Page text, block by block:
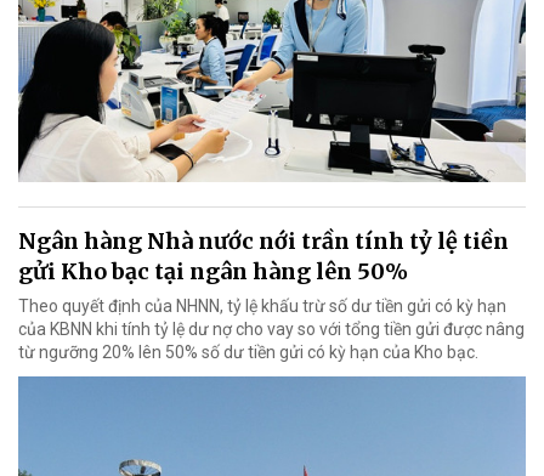
Ngân hàng Nhà nước nới trần tính tỷ lệ tiền
gửi Kho bạc tại ngân hàng lên 50%
Theo quyết định của NHNN, tỷ lệ khấu trừ số dư tiền gửi có kỳ hạn
của KBNN khi tính tỷ lệ dư nợ cho vay so với tổng tiền gửi được nâng
từ ngưỡng 20% lên 50% số dư tiền gửi có kỳ hạn của Kho bạc.